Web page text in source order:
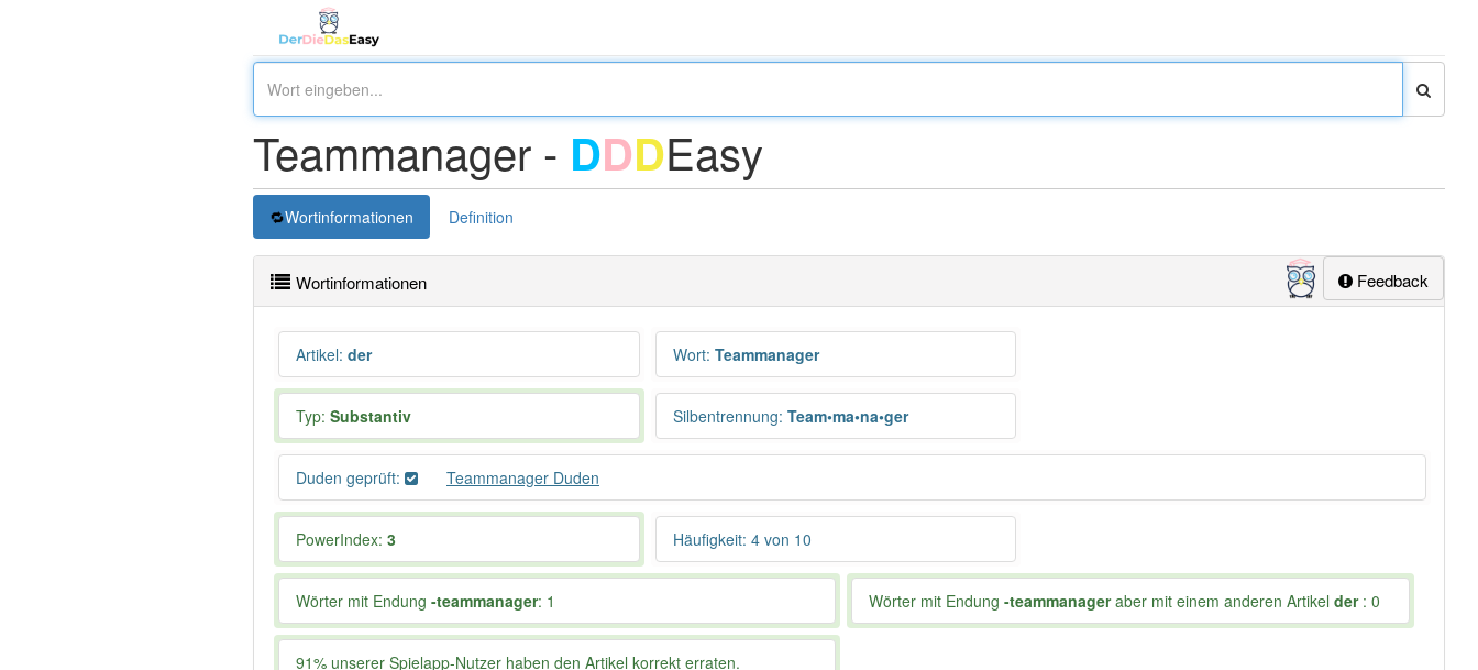
Teammanager - DDDEasy
Wortinformationen Definition
Feedback
Wortinformationen
Artikel: der Wort: Teammanager
Typ: Substantiv Silbentrennung: Team•ma•na•ger
Duden geprüft: Teammanager Duden
PowerIndex: 3 Häufigkeit: 4 von 10
Wörter mit Endung -teammanager: 1 Wörter mit Endung-teammanageraber mit einem anderen Artikelder: 0
91% unserer Spielapp-Nutzer haben den Artikel korrekt erraten.